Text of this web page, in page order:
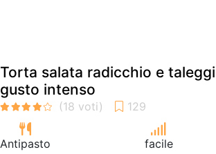
Torta salata radicchio e
gusto intenso
Antipasto facile